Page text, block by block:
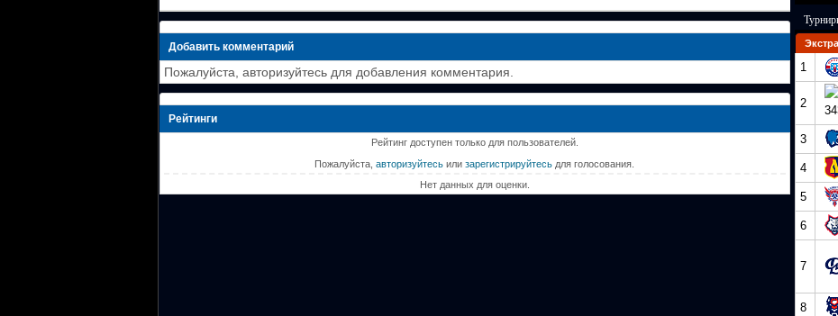
Добавить комментарий
Пожалуйста, авторизуйтесь для добавления комментария.
Рейтинги
Рейтинг доступен только для пользователей.
Пожалуйста, авторизуйтесь или зарегистрируйтесь для голосования.
Нет данных для оценки.
1
2
3
4
5
6
7
8